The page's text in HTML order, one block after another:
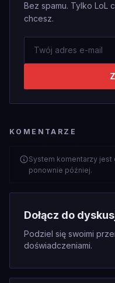
Bez spamu. Tylko LoL
chcesz.
KOMENTARZE
System komentarzy jest
ponownie później.
Dołącz do
Podziel się swoimi
doświadczeniami.